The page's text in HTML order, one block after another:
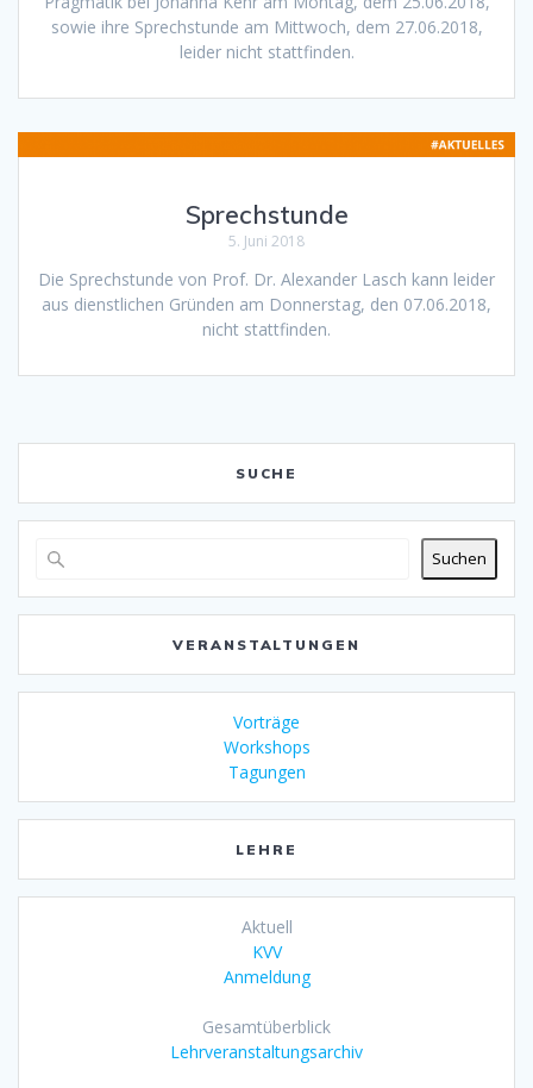
sowie ihre Sprechstunde am Mittwoch, dem 27.06.2018,
leider nicht stattfinden.
Sprechstunde
5. Juni 2018
Die Sprechstunde von Prof. Dr. Alexander Lasch kann leider
aus dienstlichen Gründen am Donnerstag, den 07.06.2018,
nicht stattfinden.
SUCHE
Suchen
VERANSTALTUNGEN
Vorträge
Workshops
Tagungen
LEHRE
Aktuell
KVV
Anmeldung
Gesamtüberblick
Lehrveranstaltungsarchiv